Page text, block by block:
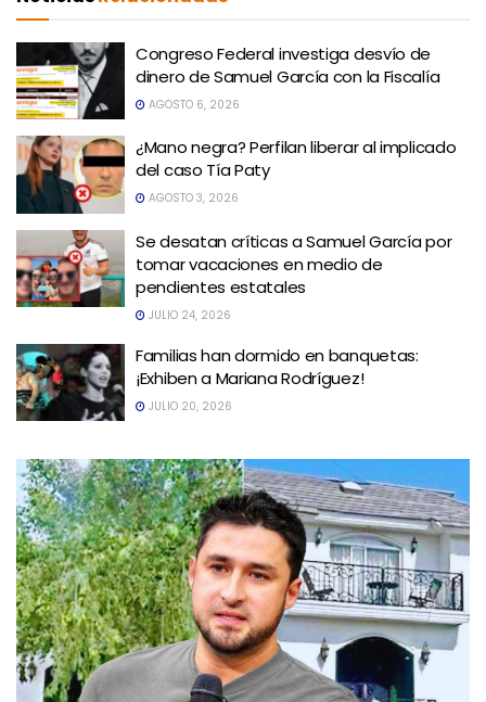
Congreso Federal investiga desvío de
dinero de Samuel García con la Fiscalía
AGOSTO 6, 2026
¿Mano negra? Perfilan liberar al implicado
del caso Tía Paty
AGOSTO 3, 2026
Se desatan críticas a Samuel García por
tomar vacaciones en medio de
pendientes estatales
JULIO 24, 2026
Familias han dormido en banquetas:
¡Exhiben a Mariana Rodríguez!
JULIO 20, 2026